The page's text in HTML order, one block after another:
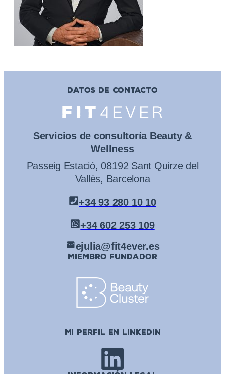
DATOS DE CONTACTO
Servicios de consultoría Beauty &
Wellness
Passeig Estació, 08192 Sant Quirze del
Vallès, Barcelona
+34 93 280 10 10
+34 602 253 109
ejulia@fit4ever.es
MIEMBRO FUNDADOR
MI PERFIL EN LINKEDIN